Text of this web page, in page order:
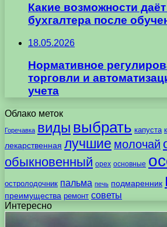
Какие возможности
бухгалтера после
18.05.2026
Нормативное
торговли и
учета
Облако меток
Горечавка виды выбрать капуста
лекарственная лучшие молочай
обыкновенный орех основные
остролодочник пальма печь подмаренник
преимущества ремонт советы
Интересно